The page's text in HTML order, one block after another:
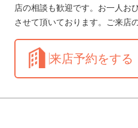
店の相談も歓迎です。お一人お
させて頂いております。ご来店
来店予約をする